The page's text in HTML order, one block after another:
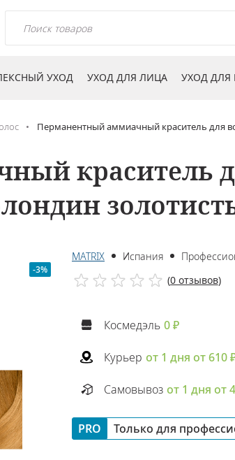
УХОД УХОД ДЛЯ ЛИЦА УХОД ДЛЯ
Перманентный аммиачный краситель для
краситель
-3%
MATRIX Испания
(0 отзывов)
Космедэль 0 ₽
Курьер от 1 дня от 610
Самовывоз от 1 дня от
PRO Только для